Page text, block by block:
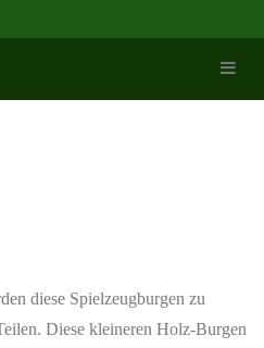
diese Spielzeugburgen zu
Diese kleineren Holz-Burgen